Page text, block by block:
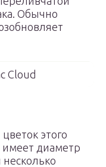
Обычно
Cloud
этого
имеет диаметр
несколько